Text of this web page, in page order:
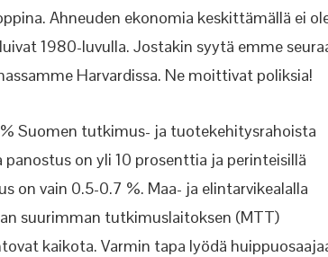
Ahneuden ekonomia keskittämällä ei
1980-luvulla. Jostakin syytä emme
Harvardissa. Ne moittivat poliksia!
Suomen tutkimus- ja tuotekehitysrahoista
panostus on yli 10 prosenttia ja perinteisillä
on vain 0.5-0.7 %. Maa- ja elintarvikealalla
suurimman tutkimuslaitoksen (MTT)
kaikota. Varmin tapa lyödä